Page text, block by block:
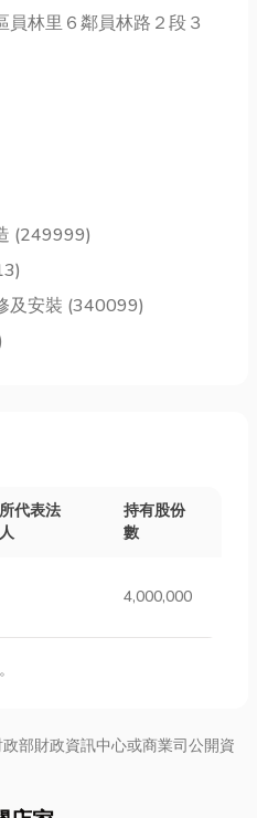
顯著，
境友
的
衛浴整修。那
員林里６鄰員林路２段３
(249999)
及安裝 (340099)
所代表法
人
持有股份
數
4,000,000
部財政資訊中心或商業司公開資